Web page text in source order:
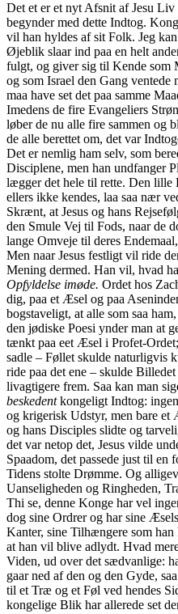
Det et er et nyt Afsnit af Jesu
begynder med dette Indtog.
vil han hyldes af sit Folk. Jeg
Øjeblik slaar ind paa en helt
fulgt, og giver sig til Kende som
og som Israel den Gang
maa have set det paa samme
Imedens de fire Evangeliers
løber de nu alle fire sammen og
de alle berettet om, det var
Det er nemlig ham selv, som
Disciplene, men han undfanger
lægger det hele til rette. Den lille
ellers ikke kendes, laa saa nær
Skrænt, at Jesus og hans
den Smule Vej til Fods, naar de
lange Omveje til deres
Men naar Jesus festligt vil ride
Mening dermed. Han vil, hvad
Opfyldelse imøde. Ordet hos
dig, paa et Æsel og paa
bogstaveligt, at alle som saa
den jødiske Poesi ynder man at
tænkt paa eet Æsel i Profet-
sadle – Føllet skulde naturligvis
ride paa det ene – skulde
livagtigere frem. Saa kan man
beskedentkongeligt Indtog:
og krigerisk Udstyr, men bare et
og hans Disciples slidte og
det var netop det, Jesus vilde
Spaadom, det passede just til en
Tidens stolte Drømme. Og
Uanseligheden og Ringheden,
Thi se, denne Konge har vel
dog sine Ordrer og har sine
Kanter, sine Tilhængere som
at han vil blive adlydt. Hvad
Viden, ud over det sædvanlige:
gaar ned af den og den Gyde,
til et Træ og et Føl ved hendes
kongelige Blik har allerede set